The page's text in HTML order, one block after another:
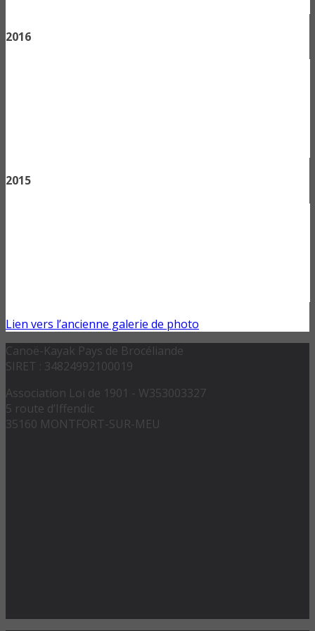
2016
2015
Lien vers l’ancienne galerie de photo
Canoë-Kayak Pays de Brocéliande
SIRET : 34824992100019
Association Loi de 1901 - W353003327
5 route d’Iffendic
35160 MONTFORT-SUR-MEU